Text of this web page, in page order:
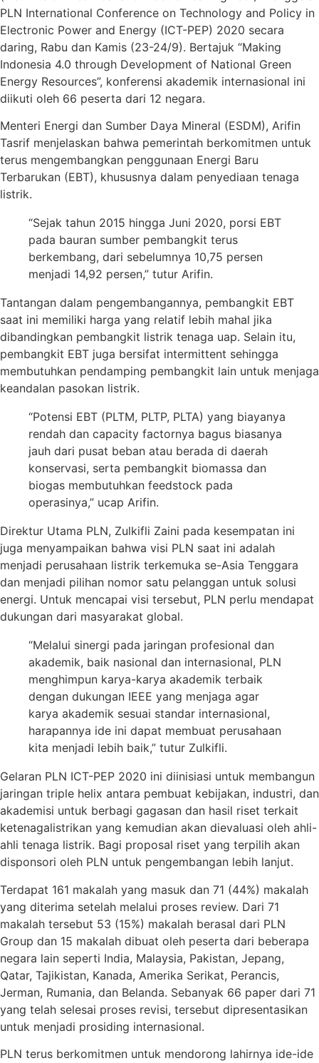
PLN International Conference on Technology and Policy in
Electronic Power and Energy (ICT-PEP) 2020 secara
daring, Rabu dan Kamis (23-24/9). Bertajuk “Making
Indonesia 4.0 through Development of National Green
Energy Resources”, konferensi akademik internasional ini
diikuti oleh 66 peserta dari 12 negara.
Menteri Energi dan Sumber Daya Mineral (ESDM), Arifin
Tasrif menjelaskan bahwa pemerintah berkomitmen untuk
terus mengembangkan penggunaan Energi Baru
Terbarukan (EBT), khususnya dalam penyediaan tenaga
listrik.
“Sejak tahun 2015 hingga Juni 2020, porsi EBT
pada bauran sumber pembangkit terus
berkembang, dari sebelumnya 10,75 persen
menjadi 14,92 persen,” tutur Arifin.
Tantangan dalam pengembangannya, pembangkit EBT
saat ini memiliki harga yang relatif lebih mahal jika
dibandingkan pembangkit listrik tenaga uap. Selain itu,
pembangkit EBT juga bersifat intermittent sehingga
membutuhkan pendamping pembangkit lain untuk menjaga
keandalan pasokan listrik.
“Potensi EBT (PLTM, PLTP, PLTA) yang biayanya
rendah dan capacity factornya bagus biasanya
jauh dari pusat beban atau berada di daerah
konservasi, serta pembangkit biomassa dan
biogas membutuhkan feedstock pada
operasinya,” ucap Arifin.
Direktur Utama PLN, Zulkifli Zaini pada kesempatan ini
juga menyampaikan bahwa visi PLN saat ini adalah
menjadi perusahaan listrik terkemuka se-Asia Tenggara
dan menjadi pilihan nomor satu pelanggan untuk solusi
energi. Untuk mencapai visi tersebut, PLN perlu mendapat
dukungan dari masyarakat global.
“Melalui sinergi pada jaringan profesional dan
akademik, baik nasional dan internasional, PLN
menghimpun karya-karya akademik terbaik
dengan dukungan IEEE yang menjaga agar
karya akademik sesuai standar internasional,
harapannya ide ini dapat membuat perusahaan
kita menjadi lebih baik,” tutur Zulkifli.
Gelaran PLN ICT-PEP 2020 ini diinisiasi untuk membangun
jaringan triple helix antara pembuat kebijakan, industri, dan
akademisi untuk berbagi gagasan dan hasil riset terkait
ketenagalistrikan yang kemudian akan dievaluasi oleh ahli-
ahli tenaga listrik. Bagi proposal riset yang terpilih akan
disponsori oleh PLN untuk pengembangan lebih lanjut.
Terdapat 161 makalah yang masuk dan 71 (44%) makalah
yang diterima setelah melalui proses review. Dari 71
makalah tersebut 53 (15%) makalah berasal dari PLN
Group dan 15 makalah dibuat oleh peserta dari beberapa
negara lain seperti India, Malaysia, Pakistan, Jepang,
Qatar, Tajikistan, Kanada, Amerika Serikat, Perancis,
Jerman, Rumania, dan Belanda. Sebanyak 66 paper dari 71
yang telah selesai proses revisi, tersebut dipresentasikan
untuk menjadi prosiding internasional.
PLN terus berkomitmen untuk mendorong lahirnya ide-ide